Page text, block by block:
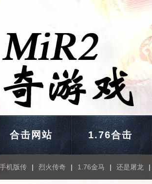
合击网站 1.76合击
手机版传 | 烈火传奇 | 1.76金马 | 还是屠龙 |